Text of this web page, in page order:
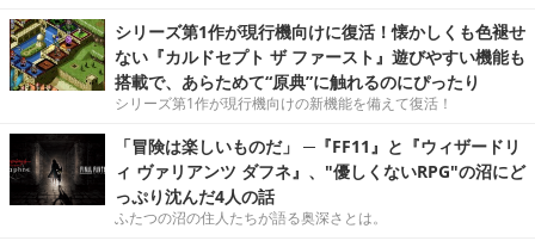
シリーズ第1作が現行機向けに復活！懐かしくも色褪せ
ない『カルドセプト ザ ファースト』遊びやすい機能も
搭載で、あらためて“原典”に触れるのにぴったり
シリーズ第1作が現行機向けの新機能を備えて復活！
「冒険は楽しいものだ」 ─『FF11』と『ウィザードリ
ィ ヴァリアンツ ダフネ』、"優しくないRPG"の沼にど
っぷり沈んだ4人の話
ふたつの沼の住人たちが語る奥深さとは。